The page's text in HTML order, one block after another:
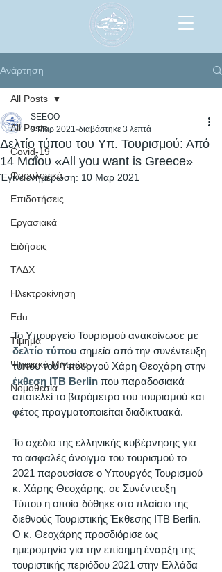
Ανάρτηση
All Posts
Covid-19
Φορολογικά
Επιδοτήσεις
Εργασιακά
Ειδήσεις
ΤΛΔΧ
Ηλεκτροκίνηση
Edu
Τίμημα
Ψηφιακό Μητρώο
Νομοθεσία
All Posts
Δελτίο τύπου του Υπ. Τουρισμού: Από
14 Μαΐου «All you want is Greece»
SEEOO
9 Μαρ 2021 διαβάστηκε 3 λεπτά
Έγινε ενημέρωση: 10 Μαρ 2021
Το Υπουργείο Τουρισμού ανακοίνωσε με
δελτίο τύπου σημεία από την συνέντευξη
τύπου του Υπουργού Χάρη Θεοχάρη στην
έκθεση ITB Berlin που παραδοσιακά
αποτελεί το βαρόμετρο του τουρισμού και
φέτος πραγματοποιείται διαδικτυακά.
Το σχέδιο της ελληνικής κυβέρνησης για
το ασφαλές άνοιγμα του τουρισμού το
2021 παρουσίασε ο Υπουργός Τουρισμού
κ. Χάρης Θεοχάρης, σε Συνέντευξη
Τύπου η οποία δόθηκε στο πλαίσιο της
διεθνούς Τουριστικής Έκθεσης ΙΤΒ Berlin.
Ο κ. Θεοχάρης προσδιόρισε ως
ημερομηνία για την επίσημη έναρξη της
τουριστικής περιόδου 2021 στην Ελλάδα